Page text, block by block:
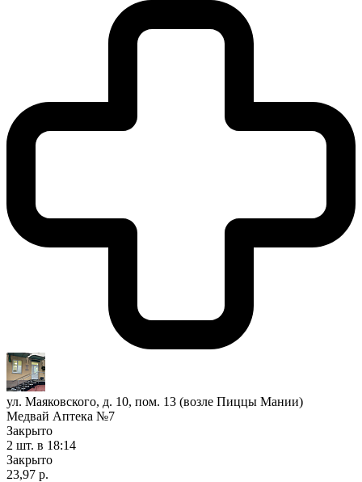
ул. Маяковского, д. 10, пом. 13 (возле Пиццы Мании)
Медвай Аптека №7
Закрыто
2 шт. в 18:14
Закрыто
23,97 р.